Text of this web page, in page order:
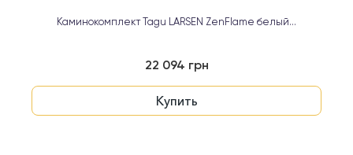
Каминокомплект Tagu LARSEN ZenFlame белый...
22 094 грн
Купить